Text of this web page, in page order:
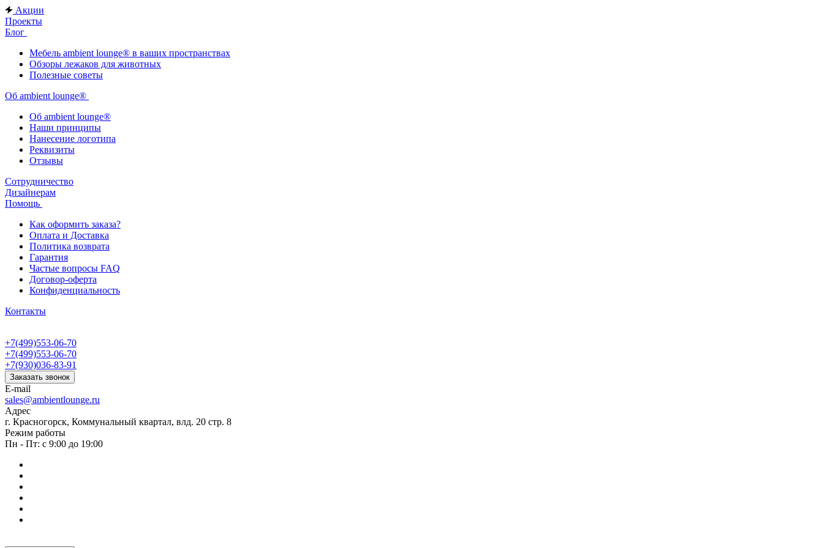
Акции
Проекты
Блог
Мебель ambient lounge® в ваших пространствах
Обзоры лежаков для животных
Полезные советы
Об ambient lounge®
Oб ambient lounge®
Наши принципы
Нанесение логотипа
Реквизиты
Отзывы
Сотрудничество
Дизайнерам
Помощь
Как оформить заказа?
Оплата и Доставка
Политика возврата
Гарантия
Частые вопросы FAQ
Договор-оферта
Конфиденциальность
Контакты
+7(499)553-06-70
+7(499)553-06-70
+7(930)036-83-91
Заказать звонок
E-mail
sales@ambientlounge.ru
Адрес
г. Красногорск, Коммунальный квартал, влд. 20 стр. 8
Режим работы
Пн - Пт: с 9:00 до 19:00